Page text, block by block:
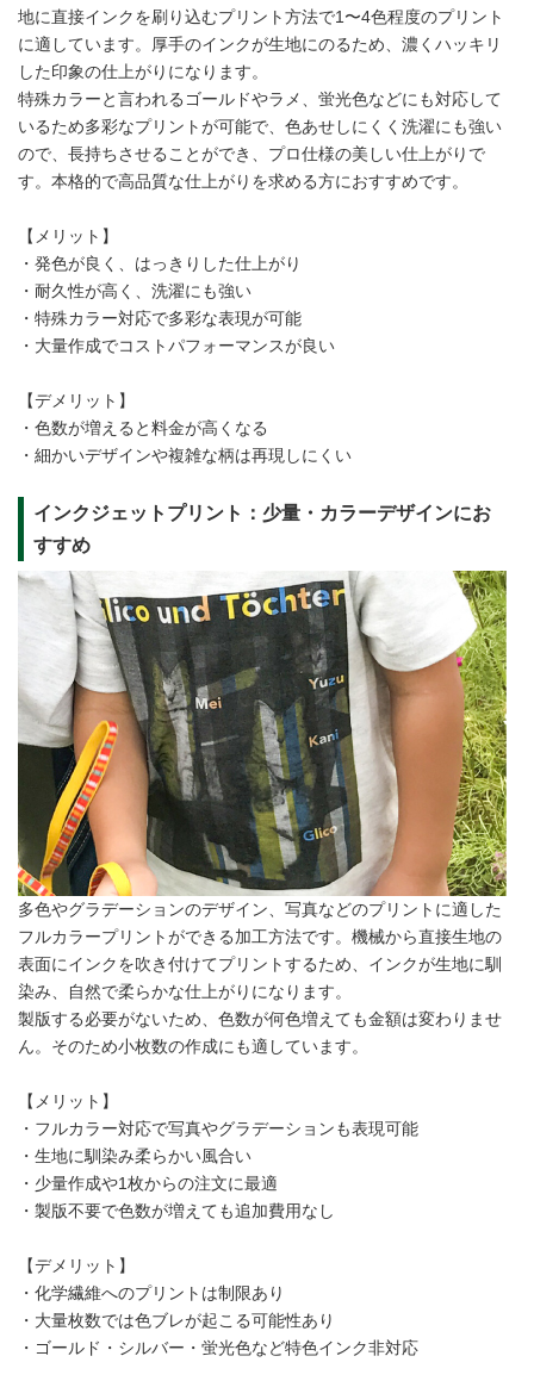
地に直接インクを刷り込むプリント方法で1〜4色程度のプリント
に適しています。厚手のインクが生地にのるため、濃くハッキリ
した印象の仕上がりになります。
特殊カラーと言われるゴールドやラメ、蛍光色などにも対応して
いるため多彩なプリントが可能で、色あせしにくく洗濯にも強い
ので、長持ちさせることができ、プロ仕様の美しい仕上がりで
す。本格的で高品質な仕上がりを求める方におすすめです。
【メリット】
・発色が良く、はっきりした仕上がり
・耐久性が高く、洗濯にも強い
・特殊カラー対応で多彩な表現が可能
・大量作成でコストパフォーマンスが良い
【デメリット】
・色数が増えると料金が高くなる
・細かいデザインや複雑な柄は再現しにくい
インクジェットプリント：少量・カラーデザインにお
すすめ
多色やグラデーションのデザイン、写真などのプリントに適した
フルカラープリントができる加工方法です。機械から直接生地の
表面にインクを吹き付けてプリントするため、インクが生地に馴
染み、自然で柔らかな仕上がりになります。
製版する必要がないため、色数が何色増えても金額は変わりませ
ん。そのため小枚数の作成にも適しています。
【メリット】
・フルカラー対応で写真やグラデーションも表現可能
・生地に馴染み柔らかい風合い
・少量作成や1枚からの注文に最適
・製版不要で色数が増えても追加費用なし
【デメリット】
・化学繊維へのプリントは制限あり
・大量枚数では色ブレが起こる可能性あり
・ゴールド・シルバー・蛍光色など特色インク非対応